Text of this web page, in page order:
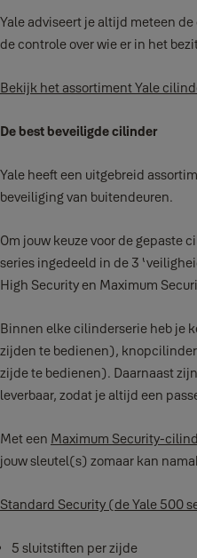
Yale adviseert je altijd meteen
de controle over wie er in het
Bekijk het assortiment Yale
De best beveiligde cilinder
Yale heeft een uitgebreid
beveiliging van buitendeuren.
Om jouw keuze voor de gepaste
series ingedeeld in de 3
High Security en Maximum
Binnen elke cilinderserie heb je
zijden te bedienen),
zijde te bedienen). Daarnaast
leverbaar, zodat je altijd een
Met een Maximum Security-
jouw sleutel(s) zomaar kan
Standard Security (de Yale 500
5 sluitstiften per zijde